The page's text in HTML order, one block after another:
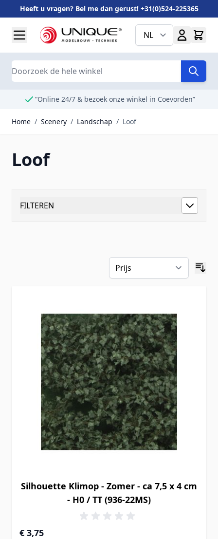
Heeft u vragen? Bel me dan gerust! +31(0)524-225365
NL
Search
“Online 24/7 & bezoek onze winkel in Coevorden”
Home / Scenery / Landschap / Loof
Loof
FILTEREN
Silhouette Klimop - Zomer - ca 7,5 x 4 cm
- H0 / TT (936-22MS)
€ 3,75